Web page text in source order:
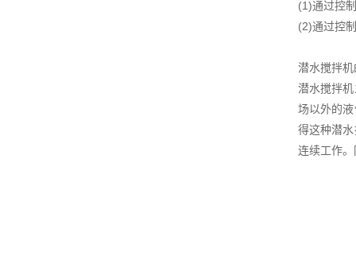
(1)通过控
(2)通过控
潜水搅拌
潜水搅拌
场以外的
得这种潜
连续工作